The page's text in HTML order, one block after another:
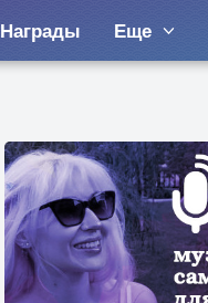
Награды Еще